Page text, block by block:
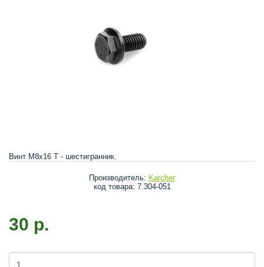
Винт М8х16 Т - шестигранник.
Производитель: Karcher
код товара: 7.304-051
30 р.